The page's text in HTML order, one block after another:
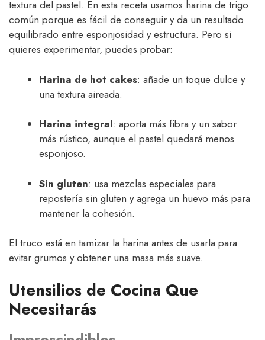
textura del pastel. En esta receta usamos harina de trigo
común porque es fácil de conseguir y da un resultado
equilibrado entre esponjosidad y estructura. Pero si
quieres experimentar, puedes probar:
Harina de hot cakes: añade un toque dulce y
una textura aireada.
Harina integral: aporta más fibra y un sabor
más rústico, aunque el pastel quedará menos
esponjoso.
Sin gluten: usa mezclas especiales para
repostería sin gluten y agrega un huevo más para
mantener la cohesión.
El truco está en tamizar la harina antes de usarla para
evitar grumos y obtener una masa más suave.
Utensilios de Cocina Que
Necesitarás